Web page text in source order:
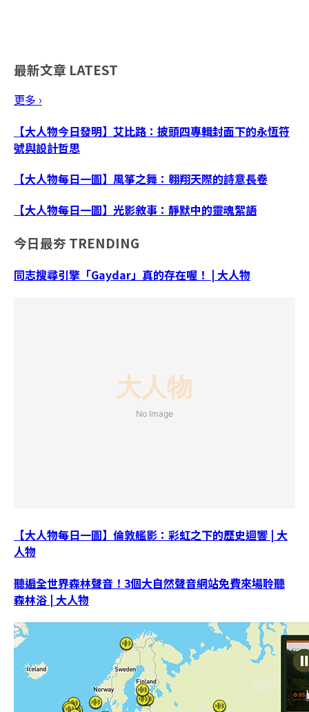
最新文章 LATEST
更多 ›
【大人物今日發明】艾比路：披頭四專輯封面下的永恆符
號與設計哲思
【大人物每日一圖】風箏之舞：翱翔天際的詩意長卷
【大人物每日一圖】光影敘事：靜默中的靈魂絮語
今日最夯 TRENDING
同志搜尋引擎「Gaydar」真的存在喔！ | 大人物
【大人物每日一圖】倫敦艦影：彩虹之下的歷史迴響 | 大
人物
聽遍全世界森林聲音！3個大自然聲音網站免費來場聆聽
森林浴 | 大人物